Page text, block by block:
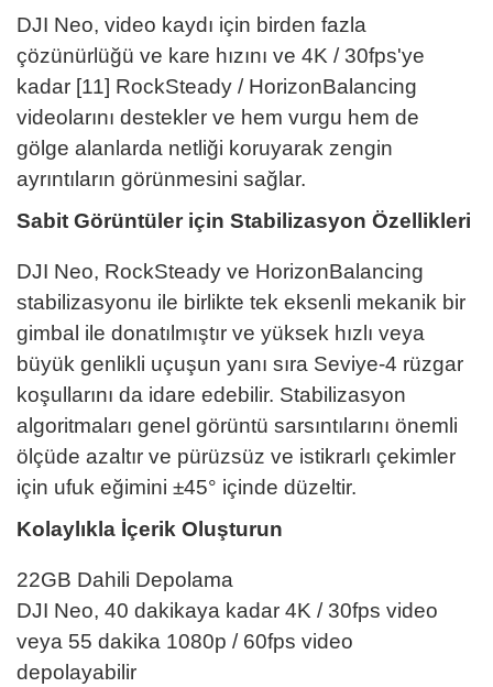
DJI Neo, video kaydı için birden fazla
çözünürlüğü ve kare hızını ve 4K / 30fps'ye
kadar [11] RockSteady / HorizonBalancing
videolarını destekler ve hem vurgu hem de
gölge alanlarda netliği koruyarak zengin
ayrıntıların görünmesini sağlar.
Sabit Görüntüler için Stabilizasyon Özellikleri
DJI Neo, RockSteady ve HorizonBalancing
stabilizasyonu ile birlikte tek eksenli mekanik bir
gimbal ile donatılmıştır ve yüksek hızlı veya
büyük genlikli uçuşun yanı sıra Seviye-4 rüzgar
koşullarını da idare edebilir. Stabilizasyon
algoritmaları genel görüntü sarsıntılarını önemli
ölçüde azaltır ve pürüzsüz ve istikrarlı çekimler
için ufuk eğimini ±45° içinde düzeltir.
Kolaylıkla İçerik Oluşturun
22GB Dahili Depolama
DJI Neo, 40 dakikaya kadar 4K / 30fps video
veya 55 dakika 1080p / 60fps video
depolayabilir